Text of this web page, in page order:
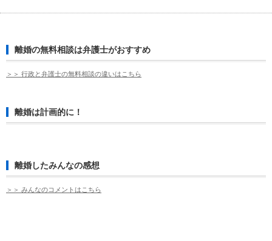
離婚の無料相談は弁護士がおすすめ
＞＞ 行政と弁護士の無料相談の違いはこちら
離婚は計画的に！
離婚したみんなの感想
＞＞ みんなのコメントはこちら